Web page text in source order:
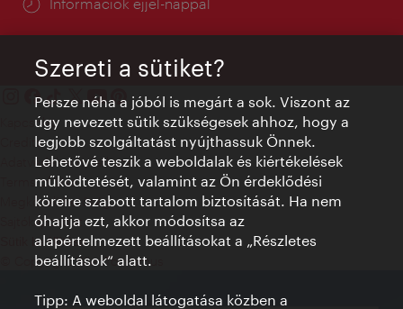
Kapcsolat
Credits
Adatvédelmi nyilatkozat
Terms of Use
Megközelíthetőség
Sajtókapcsolat
Sütik beállítása
© Copyright WienTourismus
Szereti a sütiket?
Persze néha a jóból is megárt a sok. Viszont az
úgy nevezett sütik szükségesek ahhoz, hogy a
legjobb szolgáltatást nyújthassuk Önnek.
Lehetővé teszik a weboldalak és kiértékelések
működtetését, valamint az Ön érdeklődési
köreire szabott tartalom biztosítását. Ha nem
óhajtja ezt, akkor módosítsa az
alapértelmezett beállításokat a „Részletes
beállítások“ alatt.
Tipp: A weboldal látogatása közben a